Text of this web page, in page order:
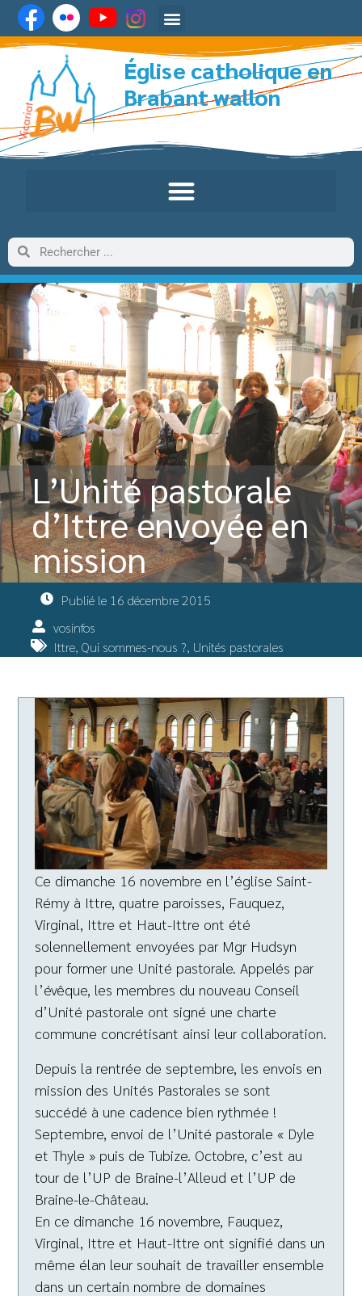
Église catholique en
Brabant wallon
L’Unité pastorale
d’Ittre envoyée en
mission
Publié le 16 décembre 2015
vosinfos
Ittre, Qui sommes-nous ?, Unités pastorales
Ce dimanche 16 novembre en l’église Saint-
Rémy à Ittre, quatre paroisses, Fauquez,
Virginal, Ittre et Haut-Ittre ont été
solennellement envoyées par Mgr Hudsyn
pour former une Unité pastorale. Appelés par
l’évêque, les membres du nouveau Conseil
d’Unité pastorale ont signé une charte
commune concrétisant ainsi leur collaboration.
Depuis la rentrée de septembre, les envois en
mission des Unités Pastorales se sont
succédé à une cadence bien rythmée !
Septembre, envoi de l’Unité pastorale « Dyle
et Thyle » puis de Tubize. Octobre, c’est au
tour de l’UP de Braine-l’Alleud et l’UP de
Braine-le-Château.
En ce dimanche 16 novembre, Fauquez,
Virginal, Ittre et Haut-Ittre ont signifié dans un
même élan leur souhait de travailler ensemble
dans un certain nombre de domaines